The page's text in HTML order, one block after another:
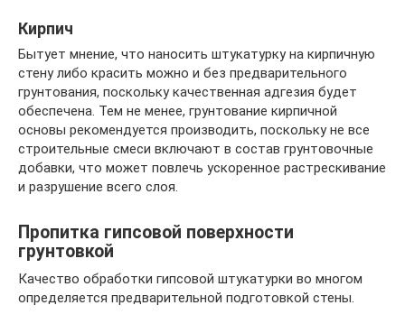
Кирпич
Бытует мнение, что наносить штукатурку на кирпичную
стену либо красить можно и без предварительного
грунтования, поскольку качественная адгезия будет
обеспечена. Тем не менее, грунтование кирпичной
основы рекомендуется производить, поскольку не все
строительные смеси включают в состав грунтовочные
добавки, что может повлечь ускоренное растрескивание
и разрушение всего слоя.
Пропитка гипсовой поверхности
грунтовкой
Качество обработки гипсовой штукатурки во многом
определяется предварительной подготовкой стены.